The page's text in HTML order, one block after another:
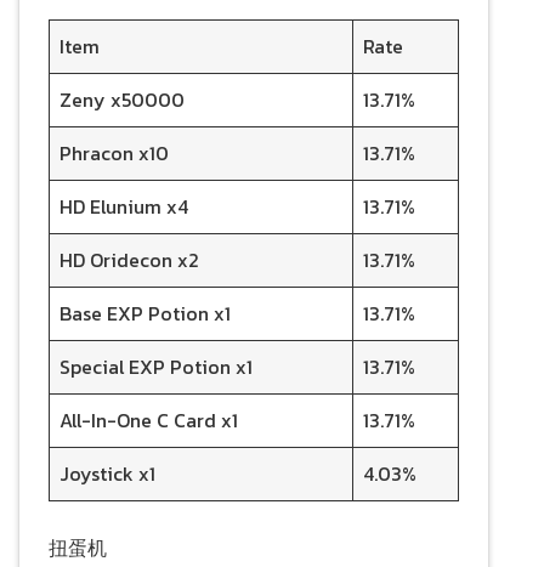
Item
Rate
Zeny x50000
13.71%
Phracon x10
13.71%
HD Elunium x4
13.71%
HD Oridecon x2
13.71%
Base EXP Potion x1
13.71%
Special EXP Potion x1
13.71%
All-In-One C Card x1
13.71%
Joystick x1
4.03%
扭蛋机